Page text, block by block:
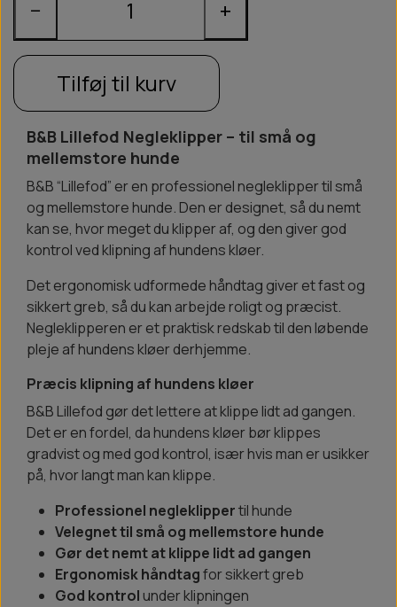
− +
Tilføj til kurv
B&B Lillefod Negleklipper – til små og
mellemstore hunde
B&B “Lillefod” er en professionel negleklipper til små
og mellemstore hunde. Den er designet, så du nemt
kan se, hvor meget du klipper af, og den giver god
kontrol ved klipning af hundens kløer.
Det ergonomisk udformede håndtag giver et fast og
sikkert greb, så du kan arbejde roligt og præcist.
Negleklipperen er et praktisk redskab til den løbende
pleje af hundens kløer derhjemme.
Præcis klipning af hundens kløer
B&B Lillefod gør det lettere at klippe lidt ad gangen.
Det er en fordel, da hundens kløer bør klippes
gradvist og med god kontrol, især hvis man er usikker
på, hvor langt man kan klippe.
Professionel negleklippertil hunde
Velegnet til små og mellemstore hunde
Gør det nemt at klippe lidt ad gangen
Ergonomisk håndtagfor sikkert greb
God kontrol under klipningen